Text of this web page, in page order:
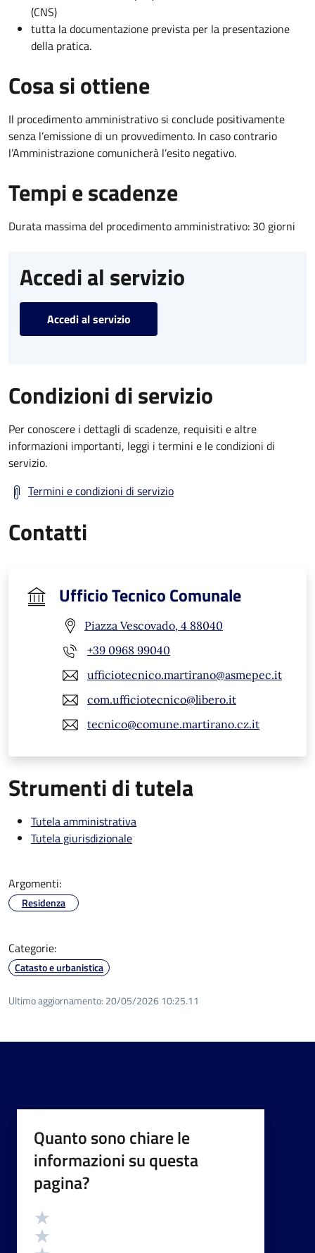
(CNS)
tutta la documentazione prevista per la presentazione
della pratica.
Cosa si ottiene
Il procedimento amministrativo si conclude positivamente
senza l’emissione di un provvedimento. In caso contrario
l’Amministrazione comunicherà l’esito negativo.
Tempi e scadenze
Durata massima del procedimento amministrativo: 30 giorni
Accedi al servizio
Accedi al servizio
Condizioni di servizio
Per conoscere i dettagli di scadenze, requisiti e altre
informazioni importanti, leggi i termini e le condizioni di
servizio.
Termini e condizioni di servizio
Contatti
Ufficio Tecnico Comunale
Piazza Vescovado, 4 88040
+39 0968 99040
ufficiotecnico.martirano@asmepec.it
com.ufficiotecnico@libero.it
tecnico@comune.martirano.cz.it
Strumenti di tutela
Tutela amministrativa
Tutela giurisdizionale
Argomenti:
Residenza
Categorie:
Catasto e urbanistica
Ultimo aggiornamento: 20/05/2026 10:25.11
Quanto sono chiare le
informazioni su questa
pagina?
Valutazione